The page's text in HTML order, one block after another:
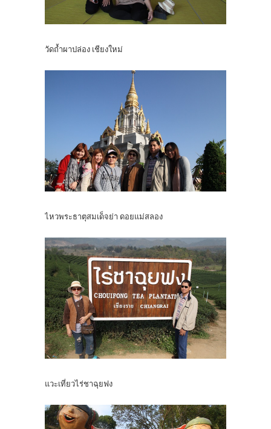
วัดถ้ำผาปล่อง เชียงใหม่
ไหวพระธาตุสมเด็จย่า ดอยแม่สลอง
แวะเที่ยวไร่ชาฉุยฟง